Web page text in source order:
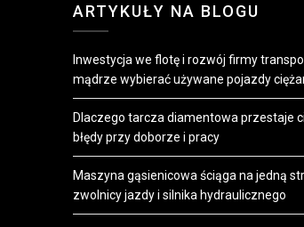
ARTYKUŁY NA BLOGU
Inwestycja we flotę i rozwój firmy
mądrze wybierać używane pojazdy
Dlaczego tarcza diamentowa przestaje
błędy przy doborze i pracy
Maszyna gąsienicowa ściąga na jedną
zwolnicy jazdy i silnika hydraulicznego